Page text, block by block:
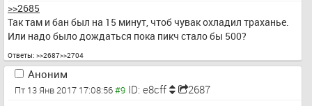
>>2685
Так там и бан был на 15 минут, чтоб чувак охладил траханье.
Или надо было дождаться пока пикч стало бы 500?
Ответы: >>2687>>2704
Аноним
Пт 13 Янв 2017 17:08:56 ID: e8cff 2687